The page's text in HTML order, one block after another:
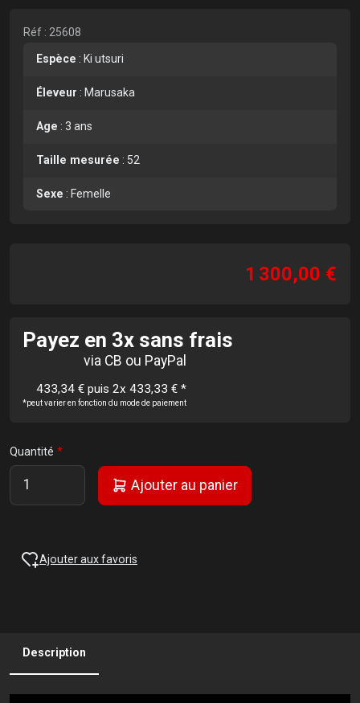
Réf : 25608
Espèce : Ki utsuri
Éleveur : Marusaka
Age : 3 ans
Taille mesurée : 52
Sexe : Femelle
1 300,00 €
Payez en 3x sans frais
via CB ou PayPal
433,34 € puis 2x 433,33 € *
*peut varier en fonction du mode de paiement
Quantité
Ajouter au panier
Ajouter aux favoris
Description